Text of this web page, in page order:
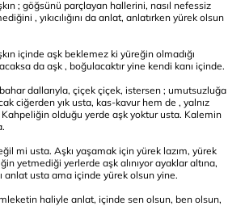
; göğsünü parçlayan hallerini, nasıl nefessiz
, yıkıcılığını da anlat, anlatırken yürek olsun
içinde aşk beklemez ki yüreğin olmadığı
da aşk , boğulacaktır yine kendi kanı içinde.
dallarıyla, çiçek çiçek, istersen ; umutsuzluğa
ciğerden yık usta, kas-kavur hem de , yalnız
olduğu yerde aşk yoktur usta. Kalemin
mi usta. Aşkı yaşamak için yürek lazım, yürek
yetmediği yerlerde aşk alınıyor ayaklar altına,
anlat usta ama içinde yürek olsun yine.
haliyle anlat, içinde sen olsun, ben olsun,